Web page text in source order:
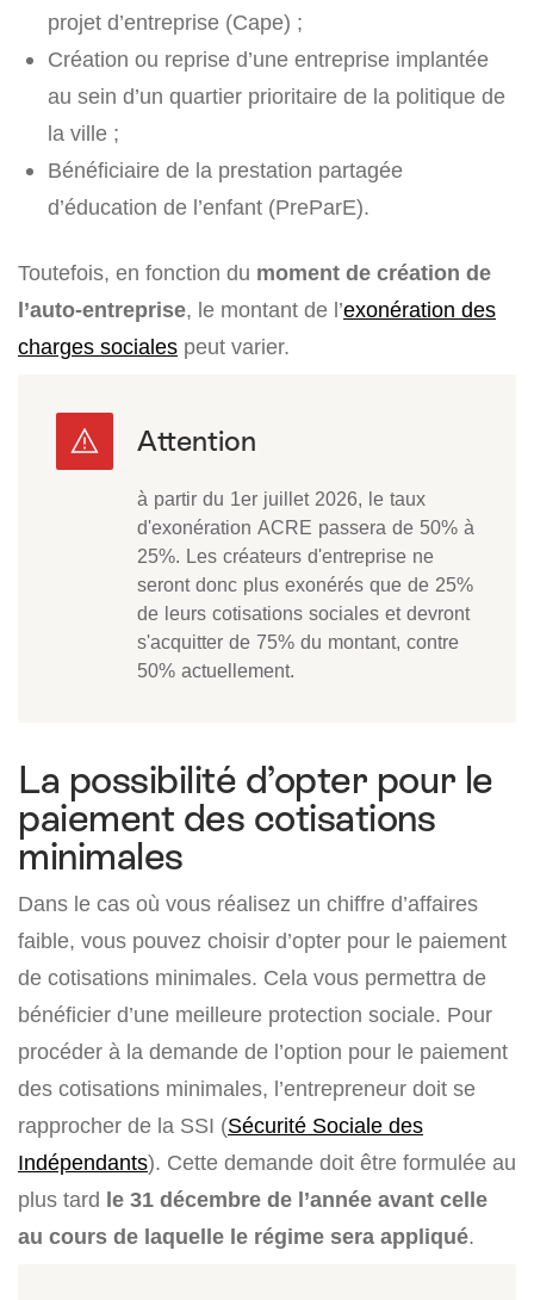
projet d’entreprise (Cape) ;
Création ou reprise d’une entreprise implantée
au sein d’un quartier prioritaire de la politique de
la ville ;
Bénéficiaire de la prestation partagée
d’éducation de l’enfant (PreParE).
Toutefois, en fonction du moment de création de
l’auto-entreprise, le montant de l’exonération des
charges sociales peut varier.
à partir du 1er juillet 2026, le taux
d'exonération ACRE passera de 50% à
25%. Les créateurs d'entreprise ne
seront donc plus exonérés que de 25%
de leurs cotisations sociales et devront
s'acquitter de 75% du montant, contre
50% actuellement.
La possibilité d’opter pour le
paiement des cotisations
minimales
Dans le cas où vous réalisez un chiffre d’affaires
faible, vous pouvez choisir d’opter pour le paiement
de cotisations minimales. Cela vous permettra de
bénéficier d’une meilleure protection sociale. Pour
procéder à la demande de l’option pour le paiement
des cotisations minimales, l’entrepreneur doit se
rapprocher de la SSI (Sécurité Sociale des
Indépendants). Cette demande doit être formulée au
plus tard le 31 décembre de l’année avant celle
au cours de laquelle le régime sera appliqué.